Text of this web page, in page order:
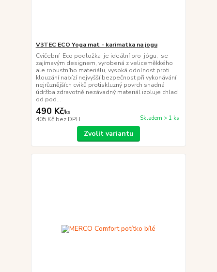
V3TEC ECO Yoga mat - karimatka na jogu
Cvičební Eco podložka je ideální pro jógu, se
zajímavým designem, vyrobená z veliceměkkého
ale robustního materiálu, vysoká odolnost proti
klouzání nabízí nejvyšší bezpečnost při vykonávání
nejrůznějších cviků protiskluzný povrch snadná
údržba zdravotně nezávadný materiál izoluje chlad
od pod...
490 Kč/ks
405 Kč bez DPH Skladem > 1 ks
Zvolit variantu